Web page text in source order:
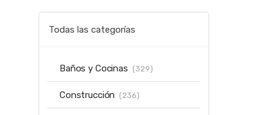
Todas las categorías
Baños y Cocinas (329)
Construcción (236)